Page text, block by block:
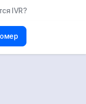
IVR?